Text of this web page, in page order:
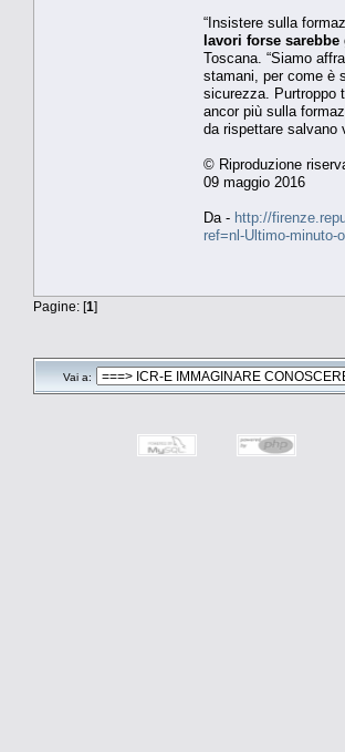
“Insistere sulla
lavori forse
Toscana. “Siamo
stamani, per come è
sicurezza. Purtroppo
ancor più sulla
da rispettare salvano
© Riproduzione
09 maggio 2016
Da - http://
ref=nl-Ultimo-minuto-
Pagine: [1]
Vai a: